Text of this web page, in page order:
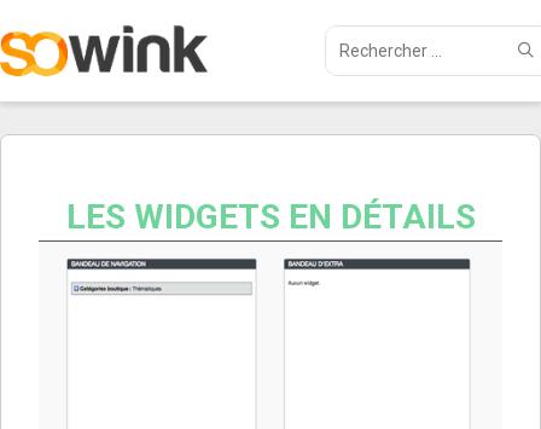
LES WIDGETS EN DÉTAILS